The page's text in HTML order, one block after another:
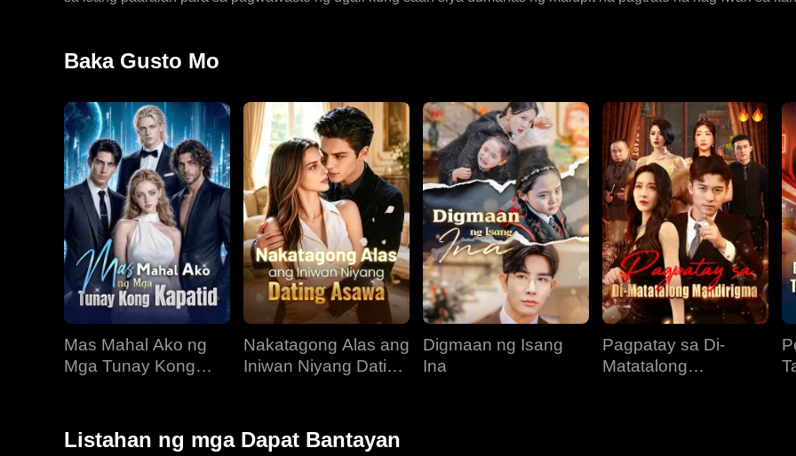
sinimulan niya ang paghihiganti kay Beth.
Baka Gusto Mo
Mas Mahal Ako ng
Mga Tunay Kong
Nakatagong Alas ang
Iniwan Niyang Dating
Digmaan ng Isang
Ina
Pagpatay sa Di-
Matatalong
Listahan ng mga Dapat Bantayan